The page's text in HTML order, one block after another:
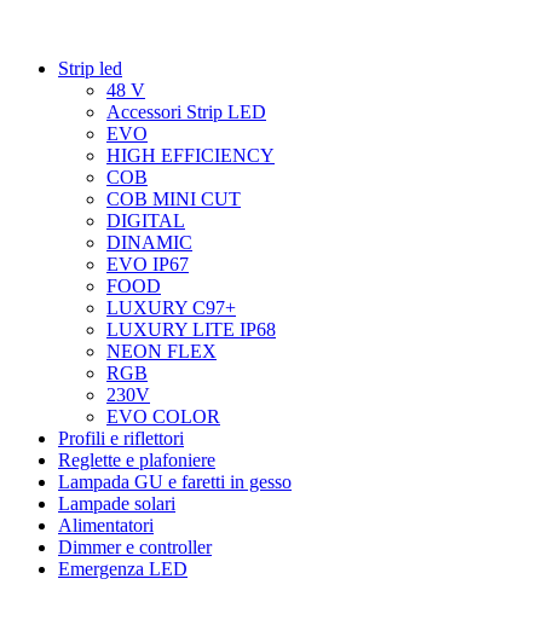
Strip led
48 V
Accessori Strip LED
EVO
HIGH EFFICIENCY
COB
COB MINI CUT
DIGITAL
DINAMIC
EVO IP67
FOOD
LUXURY C97+
LUXURY LITE IP68
NEON FLEX
RGB
230V
EVO COLOR
Profili e riflettori
Reglette e plafoniere
Lampada GU e faretti in gesso
Lampade solari
Alimentatori
Dimmer e controller
Emergenza LED